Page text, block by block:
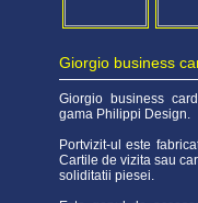
Giorgio business
Giorgio business
gama Philippi Design.
Portvizit-ul este
Cartile de vizita sau
soliditatii piesei.